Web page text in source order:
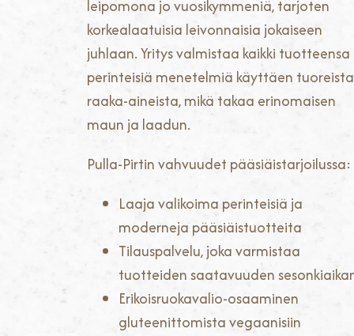
leipomona jo vuosikymmeniä, tarjoten
korkealaatuisia leivonnaisia jokaiseen
juhlaan. Yritys valmistaa kaikki tuotteensa
perinteisiä menetelmiä käyttäen tuoreista
raaka-aineista, mikä takaa erinomaisen
maun ja laadun.
Pulla-Pirtin vahvuudet pääsiäistarjoilussa:
Laaja valikoima perinteisiä ja
moderneja pääsiäistuotteita
Tilauspalvelu, joka varmistaa
tuotteiden saatavuuden
Erikoisruokavalio-osaaminen
gluteenittomista vegaanisiin